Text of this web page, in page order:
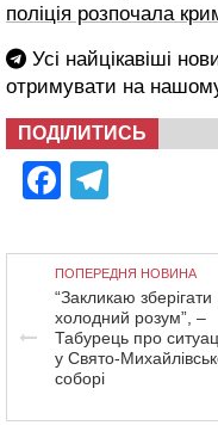
поліція розпочала
Усі найцікавіші
отримувати на
ПОДІЛИТИСЬ
Facebook
ПОПЕРЕДНЯ НОВИНА
“Закликаю зберігати
холодний розум”, –
Табурець про
у Свято-
соборі